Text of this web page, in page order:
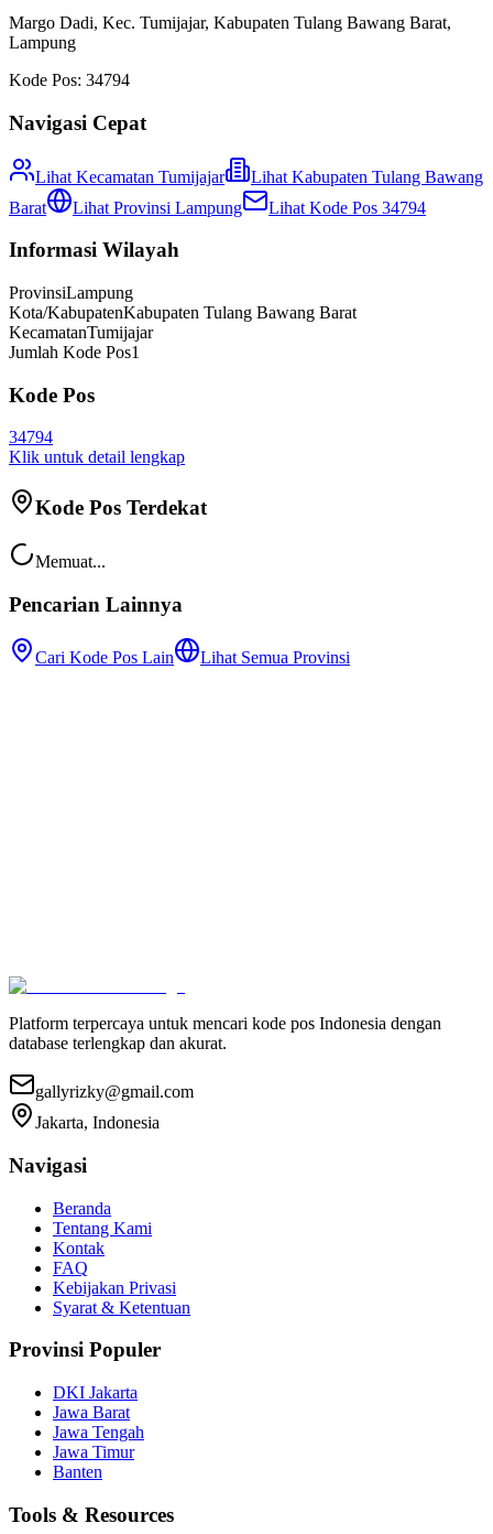
Margo Dadi, Kec. Tumijajar, Kabupaten Tulang Bawang Barat,
Lampung
Kode Pos: 34794
Navigasi Cepat
Lihat Kecamatan Tumijajar Lihat Kabupaten Tulang Bawang
Barat
Lihat Provinsi Lampung Lihat Kode Pos 34794
Informasi Wilayah
ProvinsiLampung
Kota/KabupatenKabupaten Tulang Bawang Barat
KecamatanTumijajar
Jumlah Kode Pos1
Kode Pos
34794
Klik untuk detail lengkap
Kode Pos Terdekat
Memuat...
Pencarian Lainnya
Cari Kode Pos Lain Lihat Semua Provinsi
Platform terpercaya untuk mencari kode pos Indonesia dengan
database terlengkap dan akurat.
gallyrizky@gmail.com
Jakarta, Indonesia
Navigasi
Beranda
Tentang Kami
Kontak
FAQ
Kebijakan Privasi
Syarat & Ketentuan
Provinsi Populer
DKI Jakarta
Jawa Barat
Jawa Tengah
Jawa Timur
Banten
Tools & Resources